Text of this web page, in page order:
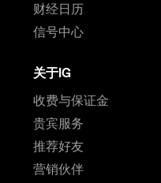
财经日历
信号中心
关于IG
收费与保证金
贵宾服务
推荐好友
营销伙伴